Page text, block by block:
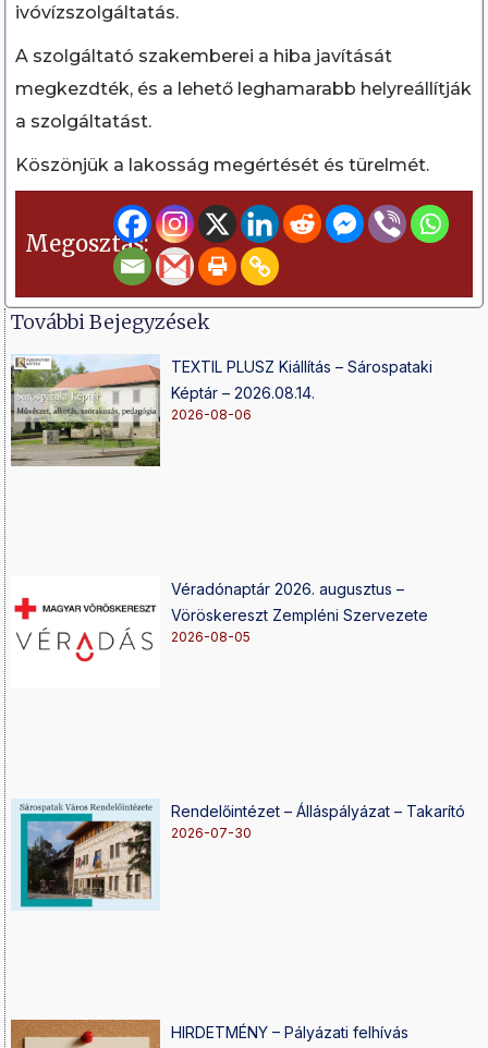
ivóvízszolgáltatás.
A szolgáltató szakemberei a hiba javítását
megkezdték, és a lehető leghamarabb helyreállítják
a szolgáltatást.
Köszönjük a lakosság megértését és türelmét.
Megosztás:
További Bejegyzések
TEXTIL PLUSZ Kiállítás – Sárospataki
Képtár – 2026.08.14.
2026-08-06
Véradónaptár 2026. augusztus –
Vöröskereszt Zempléni Szervezete
2026-08-05
Rendelőintézet – Álláspályázat – Takarító
2026-07-30
HIRDETMÉNY – Pályázati felhívás